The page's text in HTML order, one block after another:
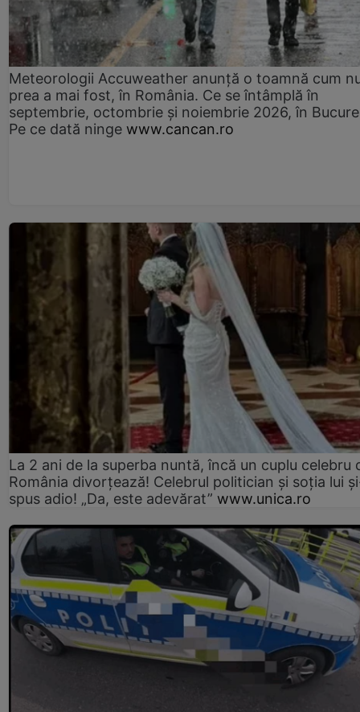
Meteorologii Accuweather anunță o toamnă cum
prea a mai fost, în România. Ce se întâmplă în
septembrie, octombrie și noiembrie 2026, în
Pe ce dată ninge www.cancan.ro
La 2 ani de la superba nuntă, încă un cuplu celebru
România divorțează! Celebrul politician și soția lui
spus adio! „Da, este adevărat” www.unica.ro